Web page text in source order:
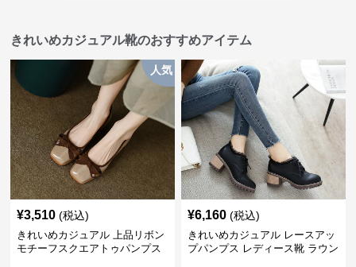
きれいめカジュアル靴のおすすめアイテム
人気
¥3,510 (税込)
きれいめカジュアル 上品リボン
モチーフスクエアトゥパンプス
¥6,160 (税込)
きれいめカジュアル レースアッ
プパンプス レディース靴 ラウン